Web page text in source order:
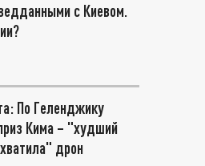
с Киевом.
По Геленджику
Кима – "худший
дрон